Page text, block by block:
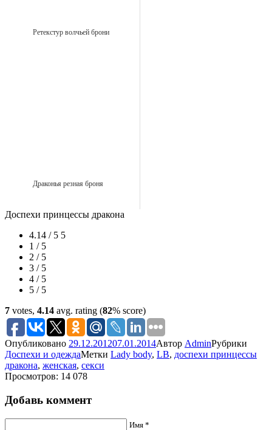
Ретекстур волчьей брони
Драконья резная броня
Доспехи принцессы дракона
4.14 / 5 5
1 / 5
2 / 5
3 / 5
4 / 5
5 / 5
7 votes, 4.14 avg. rating (82% score)
Опубликовано 29.12.201207.01.2014Автор AdminРубрики
Доспехи и одеждаМетки Lady body, LB, доспехи принцессы
дракона, женская, секси
Просмотров: 14 078
Добавь коммент
Имя *